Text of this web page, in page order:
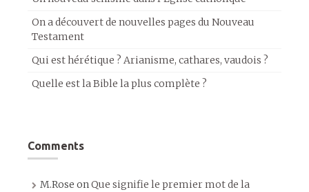
On a découvert de nouvelles pages du Nouveau
Testament
Qui est hérétique ? Arianisme, cathares, vaudois ?
Quelle est la Bible la plus complète ?
Comments
M.Rose onQue signifie le premier mot de la